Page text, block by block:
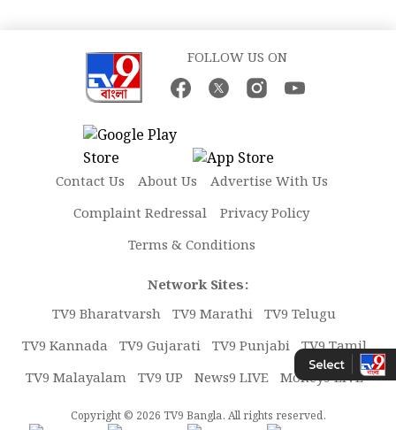
FOLLOW US ON
Contact Us About Us
Advertise With Us
Complaint Redressal
Privacy Policy
Terms & Conditions
Network Sites:
TV9 Bharatvarsh TV9 Marathi TV9 Telugu
TV9 Kannada TV9 Gujarati TV9 Punjabi TV9 Tamil
TV9 Malayalam TV9 UP News9 LIVE Money9 LIVE
Copyright © 2026 TV9 Bangla. All rights reserved.